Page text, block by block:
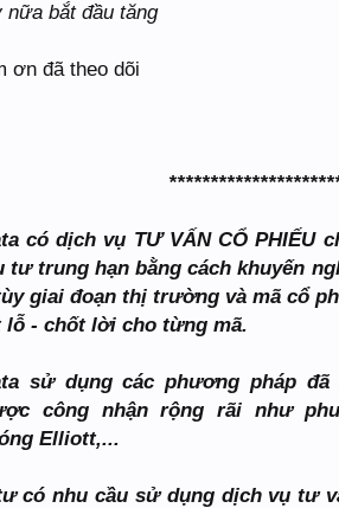
bắt đầu tăng
ơn đã theo dõi
có dịch vụ TƯ VẤN CỔ PHIẾU
tư trung hạn bằng cách khuyến
giai đoạn thị trường và mã cổ
lỗ - chốt lời cho từng mã.
sử dụng các phương pháp
công nhận rộng rãi như
Elliott,...
có nhu cầu sử dụng dịch vụ tư